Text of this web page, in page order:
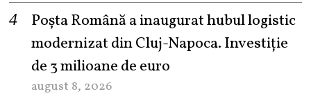
Poșta Română a inaugurat hubul logistic
modernizat din Cluj-Napoca. Investiție
de 3 milioane de euro
august 8, 2026